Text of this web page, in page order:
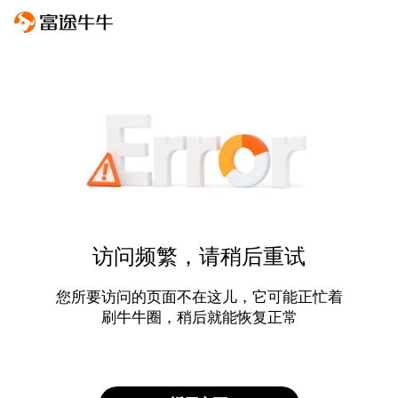
访问频繁，请稍后重试
您所要访问的页面不在这儿，它可能正忙着
刷牛牛圈，稍后就能恢复正常